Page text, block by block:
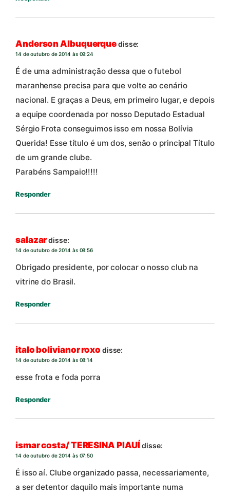
Anderson Albuquerquedisse:
14 de outubro de 2014 às 09:24
É de uma administração dessa que o futebol
maranhense precisa para que volte ao cenário
nacional. E graças a Deus, em primeiro lugar, e depois
a equipe coordenada por nosso Deputado Estadual
Sérgio Frota conseguimos isso em nossa Bolívia
Querida! Esse título é um dos, senão o principal Título
de um grande clube.
Parabéns Sampaio!!!!!
Responder
salazardisse:
14 de outubro de 2014 às 08:56
Obrigado presidente, por colocar o nosso club na
vitrine do Brasil.
Responder
italo bolivianor roxo disse:
14 de outubro de 2014 às 08:14
esse frota e foda porra
Responder
ismar costa/ TERESINA PIAUÍdisse:
14 de outubro de 2014 às 07:50
É isso aí. Clube organizado passa, necessariamente,
a ser detentor daquilo mais importante numa